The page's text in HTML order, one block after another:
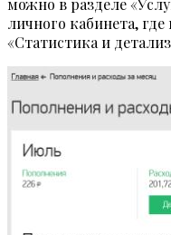
можно в разделе
личного кабинета,
«Статистика и